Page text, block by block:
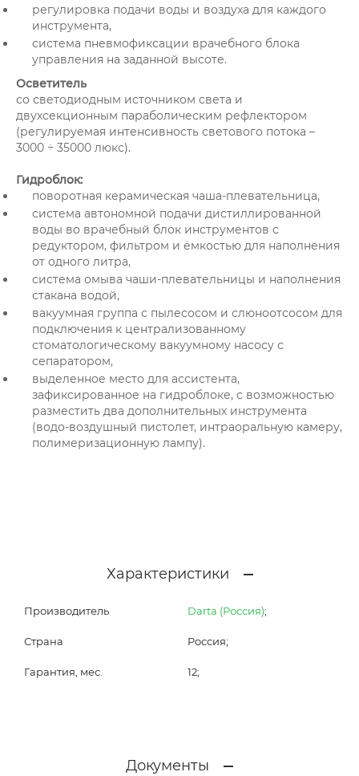
регулировка подачи воды и воздуха для каждого
инструмента,
система пневмофиксации врачебного блока
управления на заданной высоте.
Осветитель
со светодиодным источником света и
двухсекционным параболическим рефлектором
(регулируемая интенсивность светового потока –
3000 ÷ 35000 люкс).
Гидроблок:
поворотная керамическая чаша-плевательница,
система автономной подачи дистиллированной
воды во врачебный блок инструментов с
редуктором, фильтром и ёмкостью для наполнения
от одного литра,
система омыва чаши-плевательницы и наполнения
стакана водой,
вакуумная группа с пылесосом и слюноотсосом для
подключения к централизованному
стоматологическому вакуумному насосу с
сепаратором,
выделенное место для ассистента,
зафиксированное на гидроблоке, с возможностью
разместить два дополнительных инструмента
(водо-воздушный пистолет, интраоральную камеру,
полимеризационную лампу).
Характеристики
Производитель Darta (Россия);
Страна Россия;
Гарантия, мес. 12;
Документы